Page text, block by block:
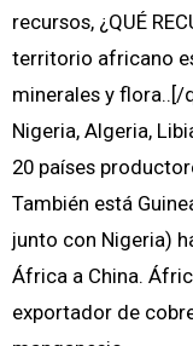
recursos, ¿QUÉ
territorio africano
minerales y flora..[/
Nigeria, Algeria,
20 países
También está
junto con Nigeria)
África a China.
exportador de